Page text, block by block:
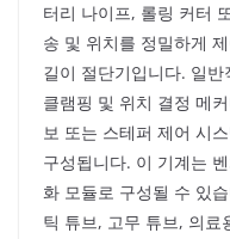
터리 나이프, 롤링 커터
송 및 위치를 정밀하게
길이 절단기입니다. 일
클램핑 및 위치 결정 메
보 또는 스테퍼 제어 시
구성됩니다. 이 기계는
화 모듈로 구성될 수 있
틱 튜브, 고무 튜브, 의료